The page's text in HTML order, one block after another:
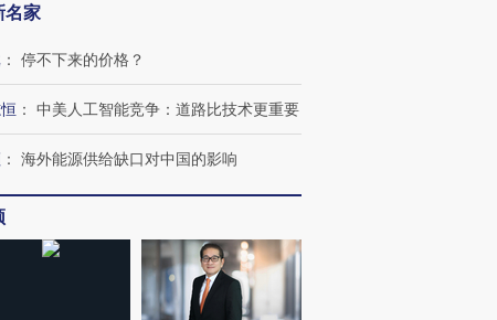
名家
： 停不下来的价格？
： 中美人工智能竞争：道路比技术更重要
： 海外能源供给缺口对中国的影响